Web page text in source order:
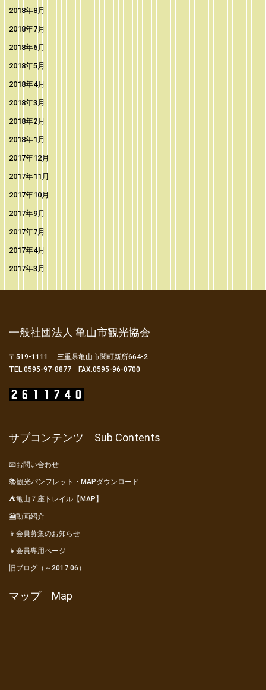
2018年8月
2018年7月
2018年6月
2018年5月
2018年4月
2018年3月
2018年2月
2018年1月
2017年12月
2017年11月
2017年10月
2017年9月
2017年7月
2017年4月
2017年3月
一般社団法人 亀山市観光協会
〒519-1111 三重県亀山市関町新所664-2
TEL.0595-97-8877 FAX.0595-96-0700
サブコンテンツ Sub Contents
📧お問い合わせ
📚観光パンフレット・MAPダウンロード
⛺亀山７座トレイル【MAP】
🎦動画紹介
👦会員募集のお知らせ
👧会員専用ページ
旧ブログ（～2017.06）
マップ Map